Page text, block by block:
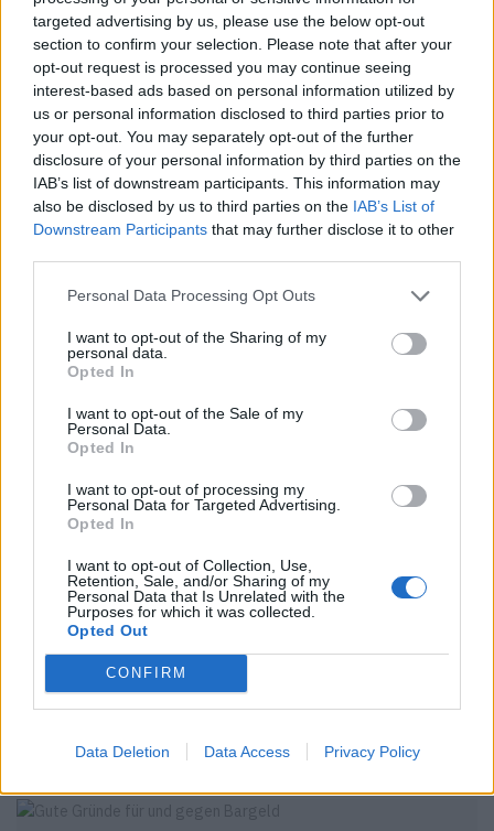
targeted advertising by us, please use the below opt-out
section to confirm your selection. Please note that after your
opt-out request is processed you may continue seeing
interest-based ads based on personal information utilized by
us or personal information disclosed to third parties prior to
your opt-out. You may separately opt-out of the further
disclosure of your personal information by third parties on the
IAB’s list of downstream participants. This information may
also be disclosed by us to third parties on the IAB’s List of
Downstream Participants that may further disclose it to other
Personal Data Processing Opt Outs
I want to opt-out of the Sharing of my
personal data.
Opted In
I want to opt-out of the Sale of my
Personal Data.
Opted In
I want to opt-out of processing my
Personal Data for Targeted Advertising.
Opted In
I want to opt-out of Collection, Use,
Retention, Sale, and/or Sharing of my
Personal Data that Is Unrelated with the
Purposes for which it was collected.
Opted Out
CONFIRM
Data Deletion Data Access Privacy Policy
CULTURE
GUTE GRÜNDE FÜR UND GEGEN KATZEN
CULTURE
GUTE GRÜNDE FÜR UND GEGEN HOMEOFFICE